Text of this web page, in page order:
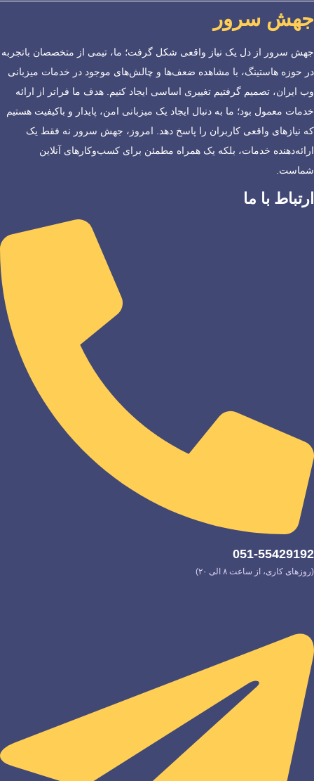
جهش سرور
جهش سرور از دل یک نیاز واقعی شکل گرفت؛ ما، تیمی از متخصصان باتجربه
در حوزه هاستینگ، با مشاهده ضعف‌ها و چالش‌های موجود در خدمات میزبانی
وب ایران، تصمیم گرفتیم تغییری اساسی ایجاد کنیم. هدف ما فراتر از ارائه
خدمات معمول بود؛ ما به دنبال ایجاد یک میزبانی امن، پایدار و باکیفیت هستیم
که نیازهای واقعی کاربران را پاسخ دهد. امروز، جهش سرور نه فقط یک
ارائه‌دهنده خدمات، بلکه یک همراه مطمئن برای کسب‌وکارهای آنلاین
شماست.
ارتباط با ما
051-55429192
(روزهای کاری، از ساعت ۸ الی ۲۰)